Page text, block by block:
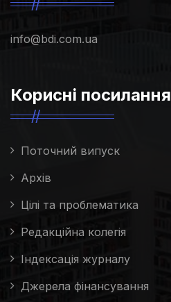
info@bdi.com.ua
Корисні посилання
Поточний випуск
Архів
Цілі та проблематика
Редакційна колегія
Індексація журналу
Джерела фінансування